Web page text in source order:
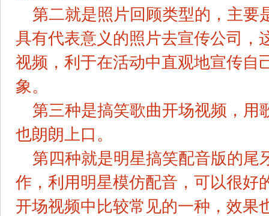
第二就是照片回顾类型的，主要
具有代表意义的照片去宣传公司，
视频，利于在活动中直观地宣传自
象。
第三种是搞笑歌曲开场视频，用
也朗朗上口。
第四种就是明星搞笑配音版的尾
作，利用明星模仿配音，可以很好
开场视频中比较常见的一种，效果